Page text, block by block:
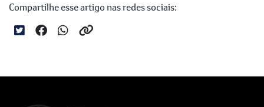
Compartilhe esse artigo nas redes sociais: